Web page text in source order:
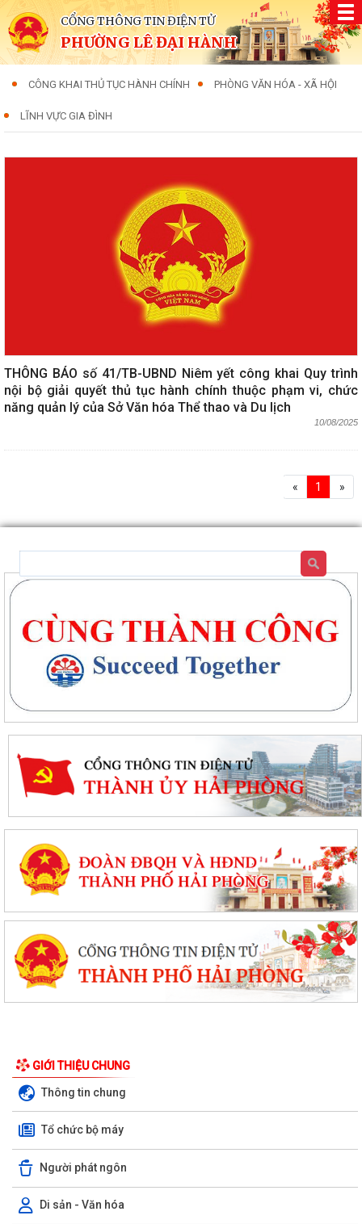
CỔNG THÔNG TIN ĐIỆN TỬ
PHƯỜNG LÊ ĐẠI HÀNH
CÔNG KHAI THỦ TỤC HÀNH CHÍNH PHÒNG VĂN HÓA - XÃ HỘI
LĨNH VỰC GIA ĐÌNH
THÔNG BÁO số 41/TB-UBND Niêm yết công khai Quy trình
nội bộ giải quyết thủ tục hành chính thuộc phạm vi, chức
năng quản lý của Sở Văn hóa Thể thao và Du lịch
10/08/2025
« 1 »
GIỚI THIỆU CHUNG
Thông tin chung
Tổ chức bộ máy
Người phát ngôn
Di sản - Văn hóa